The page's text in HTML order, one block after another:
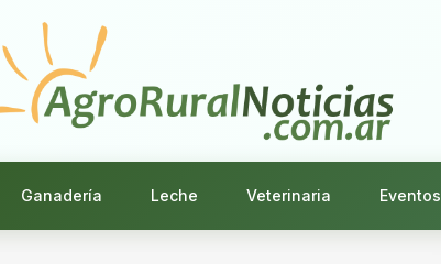
Ganadería Leche Veterinaria Eventos